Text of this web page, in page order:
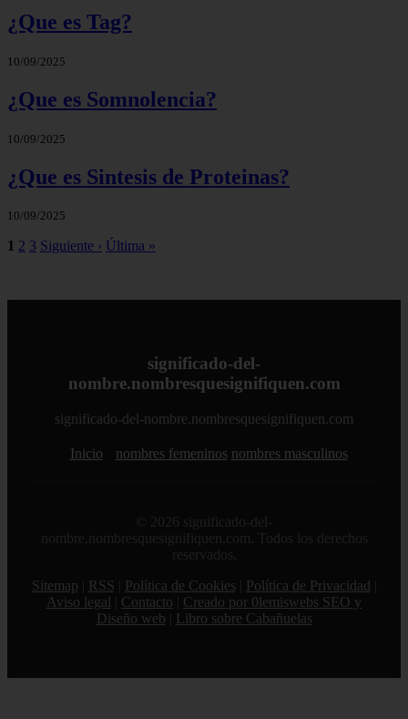
¿Que es Tag?
10/09/2025
¿Que es Somnolencia?
10/09/2025
¿Que es Sintesis de Proteinas?
10/09/2025
1 2 3 Siguiente › Última »
significado-del-
nombre.nombresquesignifiquen.com
significado-del-nombre.nombresquesignifiquen.com
Inicio nombres femeninos nombres masculinos
© 2026 significado-del-
nombre.nombresquesignifiquen.com. Todos los derechos
reservados.
Sitemap
RSS Política de Cookies Política de Privacidad
Aviso legal
Contacto
Creado por 0lemiswebs SEO y
Diseño web
Libro sobre Cabañuelas